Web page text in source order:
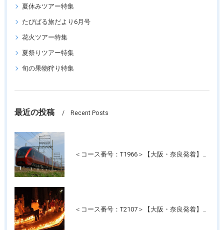
夏休みツアー特集
たびぱる旅だより6月号
花火ツアー特集
夏祭りツアー特集
旬の果物狩り特集
最近の投稿 Recent Posts